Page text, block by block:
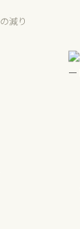
減り